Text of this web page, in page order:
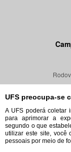
UFS preocupa-se
A UFS poderá coletar
para aprimorar a
segundo o que
utilizar este site, você
pessoais por meio de